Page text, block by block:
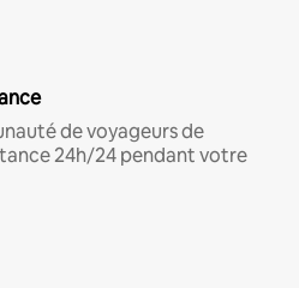
de voyageurs de
24h/24 pendant votre